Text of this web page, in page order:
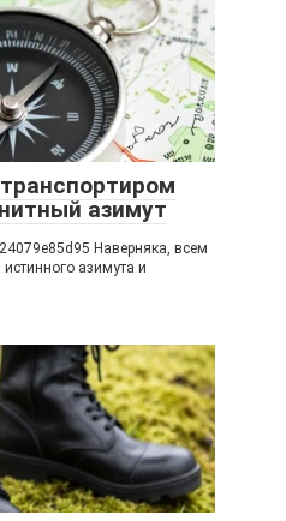
азимут
Наверняка, всем
азимута и